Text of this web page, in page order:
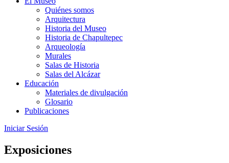
Quiénes somos
Arquitectura
Historia del Museo
Historia de Chapultepec
Arqueología
Murales
Salas de Historia
Salas del Alcázar
Educación
Materiales de divulgación
Glosario
Publicaciones
Iniciar Sesión
Exposiciones